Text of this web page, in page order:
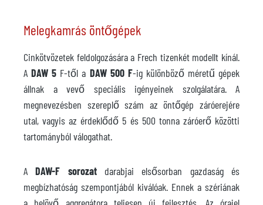
Melegkamrás öntőgépek
Cinkötvözetek feldolgozására a Frech tizenkét modellt kínál.
ADAW 5 F-től a DAW 500 F-ig különböző méretű gépek
állnak a vevő speciális igényeinek szolgálatára. A
megnevezésben szereplő szám az öntőgép záróerejére
utal, vagyis az érdeklődő 5 és 500 tonna záróerő közötti
tartományból válogathat.
ADAW-F sorozatdarabjai elsősorban gazdaság és
megbízhatóság szempontjából kiválóak. Ennek a szériának